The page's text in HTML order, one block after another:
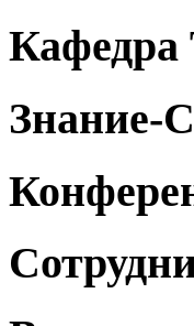
Кафедра
Знание-